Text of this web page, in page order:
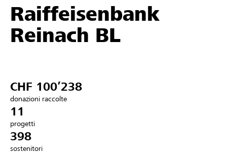
Sostenere
Aiuto & supporto
Collegarsi
Raiffeisenbank
Reinach BL
CHF 100’238
donazioni raccolte
11
progetti
398
sostenitori